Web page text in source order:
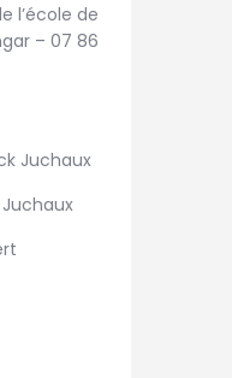
l’école de
– 07 86
Juchaux